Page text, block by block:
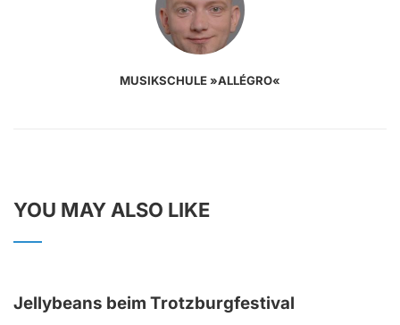
MUSIKSCHULE »ALLÉGRO«
YOU MAY ALSO LIKE
Jellybeans beim Trotzburgfestival